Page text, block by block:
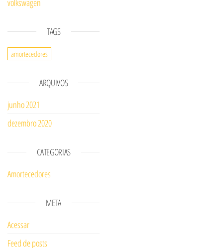
volkswagen
TAGS
amortecedores
ARQUIVOS
junho 2021
dezembro 2020
CATEGORIAS
Amortecedores
META
Acessar
Feed de posts